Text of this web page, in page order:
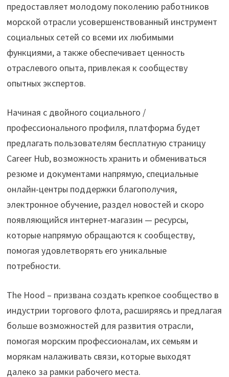
предоставляет молодому поколению работников
морской отрасли усовершенствованный инструмент
социальных сетей со всеми их любимыми
функциями, а также обеспечивает ценность
отраслевого опыта, привлекая к сообществу
опытных экспертов.
Начиная с двойного социального /
профессионального профиля, платформа будет
предлагать пользователям бесплатную страницу
Career Hub, возможность хранить и обмениваться
резюме и документами напрямую, специальные
онлайн-центры поддержки благополучия,
электронное обучение, раздел новостей и скоро
появляющийся интернет-магазин — ресурсы,
которые напрямую обращаются к сообществу,
помогая удовлетворять его уникальные
потребности.
The Hood – призвана создать крепкое сообщество в
индустрии торгового флота, расширяясь и предлагая
больше возможностей для развития отрасли,
помогая морским профессионалам, их семьям и
морякам налаживать связи, которые выходят
далеко за рамки рабочего места.